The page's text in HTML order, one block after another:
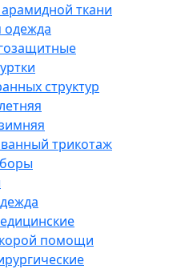
ткани
одежда
структур
трикотаж
помощи